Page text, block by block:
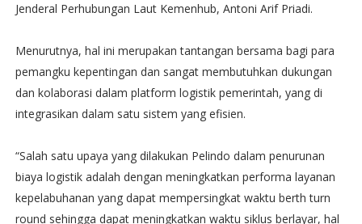
Jenderal Perhubungan Laut Kemenhub, Antoni Arif Priadi.
Menurutnya, hal ini merupakan tantangan bersama bagi para
pemangku kepentingan dan sangat membutuhkan dukungan
dan kolaborasi dalam platform logistik pemerintah, yang di
integrasikan dalam satu sistem yang efisien.
“Salah satu upaya yang dilakukan Pelindo dalam penurunan
biaya logistik adalah dengan meningkatkan performa layanan
kepelabuhanan yang dapat mempersingkat waktu berth turn
round sehingga dapat meningkatkan waktu siklus berlayar, hal